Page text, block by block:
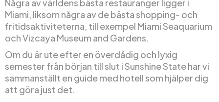
Några av världens bästa restauranger ligger i
Miami, liksom några av de bästa shopping- och
fritidsaktiviteterna, till exempel Miami Seaquarium
och Vizcaya Museum and Gardens.
Om du är ute efter en överdådig och lyxig
semester från början till slut i Sunshine State har vi
sammanställt en guide med hotell som hjälper dig
att göra just det.